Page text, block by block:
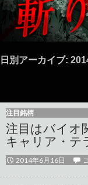
日別アーカイブ:
注目銘柄
注目はバイオ
キャリア・テ
2014年6月16日